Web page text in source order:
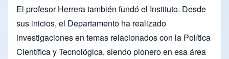
El profesor Herrera también fundó el Instituto. Desde
sus inicios, el Departamento ha realizado
investigaciones en temas relacionados con la Política
Científica y Tecnológica, siendo pionero en esa área